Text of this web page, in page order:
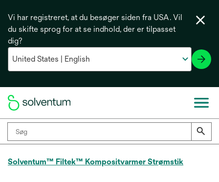
Vi har registreret, at du besøger siden fra USA. Vil
du skifte sprog for at se indhold, der er tilpasset
dig?
Solventum™ Filtek™ Kompositvarmer Strømstik